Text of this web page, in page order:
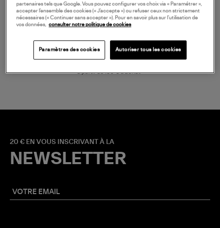
à partir de 150 € d'achat*
20 € EN VOUS INSCRIVANT À LA
NEWSLETTER
partenaires tels que Google. Vous pouvez configurer vos choix via « Paramétrer »,
accepter l’ensemble des cookies (« J’accepte ») ou refuser ceux non strictement
nécessaires (« Continuer sans accepter »). Pour en savoir plus sur l’utilisation de
vos données,
consulter notre politique de cookies
Paramètres des cookies Autoriser tous les cookies